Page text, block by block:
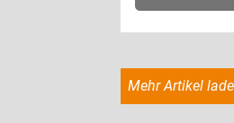
Mehr Artikel